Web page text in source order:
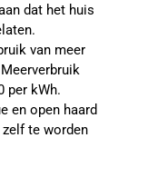
dat het huis
van meer
per kWh.
en open haard
te worden